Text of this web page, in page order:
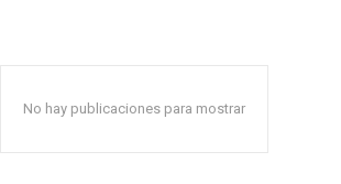
No hay publicaciones para mostrar